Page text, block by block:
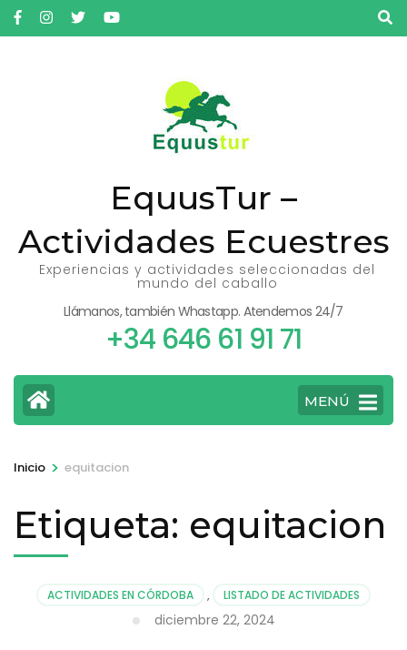
Saltar
al
EquusTur –
Actividades Ecuestres
Experiencias y actividades seleccionadas del
mundo del caballo
Llámanos, también Whastapp. Atendemos 24/7
+34 646 61 91 71
MENÚ
Inicio > equitacion
Etiqueta: equitacion
ACTIVIDADES EN CÓRDOBA , LISTADO DE ACTIVIDADES
diciembre 22, 2024